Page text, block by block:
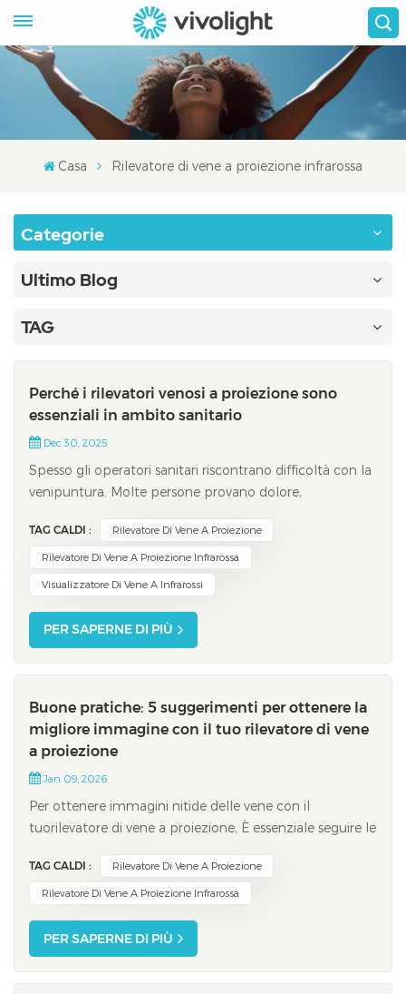
Casa Rilevatore di vene a proiezione infrarossa
Categorie
Ultimo Blog
TAG
Perché i rilevatori venosi a proiezione sono
essenziali in ambito sanitario
Dec 30, 2025
Spesso gli operatori sanitari riscontrano difficoltà con la
venipuntura. Molte persone provano dolore,
Alcuni problemi comuni sono:È difficile trovare buone
vene per la venipunturaNon c'è molto tempo per fare
la venipunturaI pazienti diventano nervos...
TAG CALDI : Rilevatore Di Vene A Proiezione
Rilevatore Di Vene A Proiezione Infrarossa
Visualizzatore Di Vene A Infrarossi
PER SAPERNE DI PIÙ
Buone pratiche: 5 suggerimenti per ottenere la
migliore immagine con il tuo rilevatore di vene
a proiezione
Jan 09, 2026
Per ottenere immagini nitide delle vene con il
tuorilevatore di vene a proiezione, È essenziale seguire le
e garantire il comfort del paziente migliora
significativamente la qualità dell'immagine. Aderendo a
TAG CALDI : Rilevatore Di Vene A Proiezione
Rilevatore Di Vene A Proiezione Infrarossa
PER SAPERNE DI PIÙ